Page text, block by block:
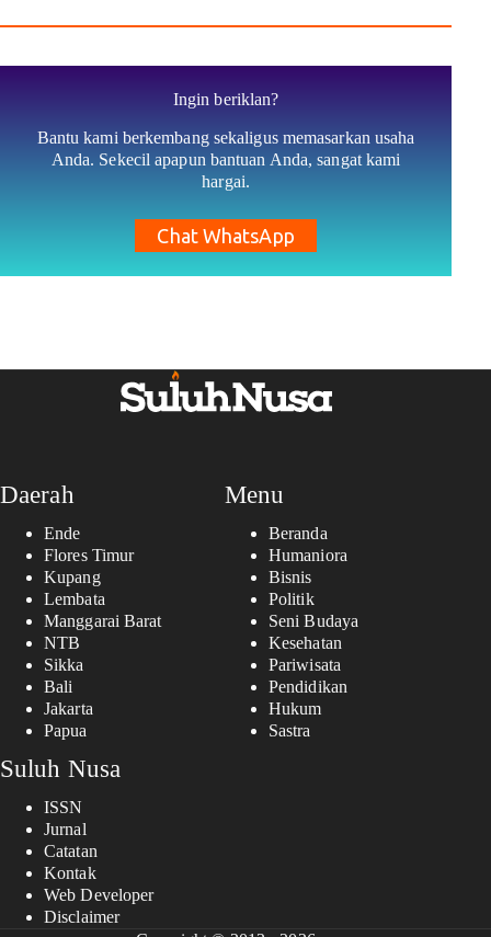
Ingin beriklan?
Bantu kami berkembang sekaligus memasarkan usaha
Anda. Sekecil apapun bantuan Anda, sangat kami
hargai.
Chat WhatsApp
Daerah
Ende
Flores Timur
Kupang
Lembata
Manggarai Barat
NTB
Sikka
Bali
Jakarta
Papua
Menu
Beranda
Humaniora
Bisnis
Politik
Seni Budaya
Kesehatan
Pariwisata
Pendidikan
Hukum
Sastra
Suluh Nusa
ISSN
Jurnal
Catatan
Kontak
Web Developer
Disclaimer